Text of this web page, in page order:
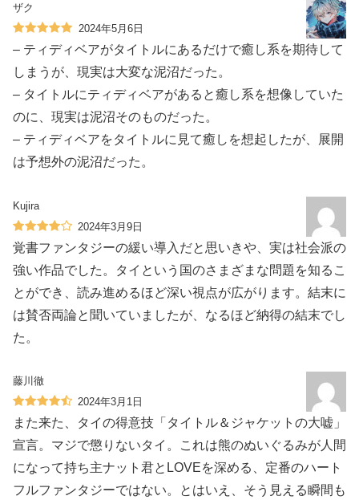
ザク
2024年5月6日
– ティディベアがタイトルにあるだけで癒し系を期待して
しまうが、現実は大変な泥沼だった。
– タイトルにティディベアがあると癒し系を想像していた
のに、現実は泥沼そのものだった。
– ティディベアをタイトルに見て癒しを想起したが、展開
は予想外の泥沼だった。
Kujira
2024年3月9日
覚書ファンタジーの緩い導入だと思いきや、実は社会派の
強い作品でした。タイという国のさまざまな問題を知るこ
とができ、読み進めるほど深い視点が広がります。結末に
は賛否両論と聞いていましたが、なるほど納得の結末でし
た。
藤川徹
2024年3月1日
また来た、タイの得意技「タイトル＆ジャケットの大嘘」
宣言。マジで懲りないタイ。これは熊のぬいぐるみが人間
になって持ち主ナット君とLOVEを深める、定番のハート
フルファンタジーではない。とはいえ、そう見える瞬間も